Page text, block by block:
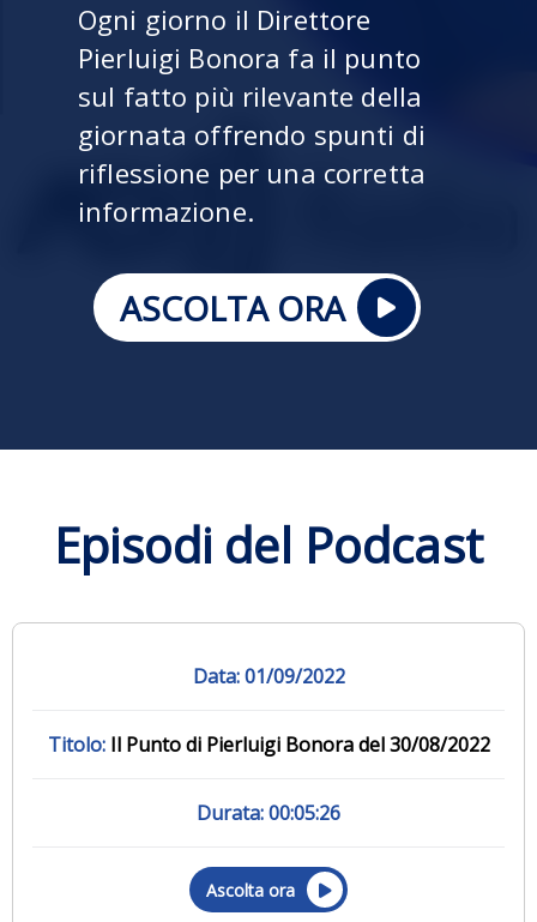
Ogni giorno il Direttore
Pierluigi Bonora fa il punto
sul fatto più rilevante della
giornata offrendo spunti di
riflessione per una corretta
informazione.
ASCOLTA ORA
Episodi del Podcast
01/09/2022
Il Punto di Pierluigi Bonora del 30/08/2022
00:05:26
Ascolta ora